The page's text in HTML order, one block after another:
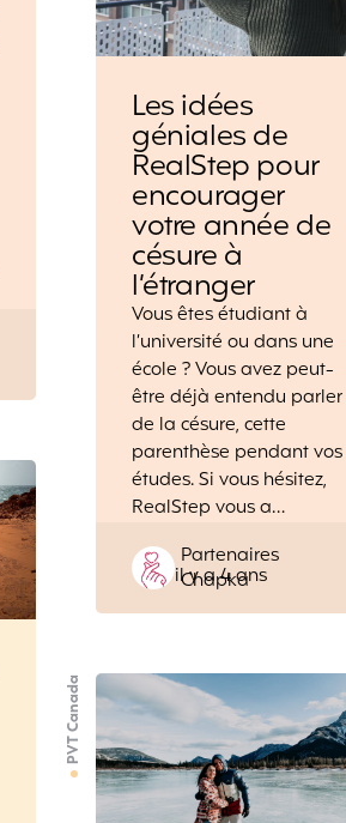
Les idées
géniales de
RealStep pour
encourager
votre année de
césure à
l’étranger
Vous êtes étudiant à
l’université ou dans une
école ? Vous avez peut-
être déjà entendu parler
de la césure, cette
parenthèse pendant vos
études. Si vous hésitez,
RealStep vous a…
Posted
by
Partenaires
Chapka
il y a 4 ans
PVT Canada